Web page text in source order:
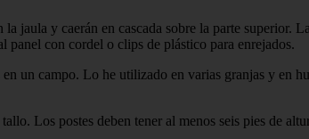
jaula y caerán en cascada sobre la parte superior.
panel con cordel o clips de plástico para enrejados.
un campo. Lo he utilizado en varias granjas y en
Los postes deben tener al menos seis pies de